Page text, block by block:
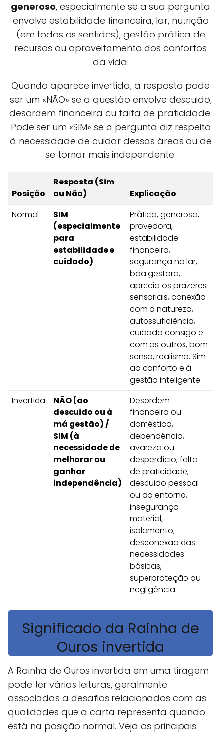
generoso, especialmente se a sua pergunta
envolve estabilidade financeira, lar, nutrição
(em todos os sentidos), gestão prática de
recursos ou aproveitamento dos confortos
da vida.
Quando aparece invertida, a resposta pode
ser um «NÃO» se a questão envolve descuido,
desordem financeira ou falta de praticidade.
Pode ser um «SIM» se a pergunta diz respeito
à necessidade de cuidar dessas áreas ou de
se tornar mais independente.
Posição
Resposta (Sim
ou Não)
Explicação
Normal
SIM
(especialmente
para
estabilidade e
cuidado)
Prática, generosa,
provedora,
estabilidade
financeira,
segurança no lar,
boa gestora,
aprecia os prazeres
sensoriais, conexão
com a natureza,
autossuficiência,
cuidado consigo e
com os outros, bom
senso, realismo. Sim
ao conforto e à
gestão inteligente.
Invertida
NÃO (ao
descuido ou à
má gestão) /
SIM (à
necessidade de
melhorar ou
ganhar
independência)
Desordem
financeira ou
doméstica,
dependência,
avareza ou
desperdício, falta
de praticidade,
descuido pessoal
ou do entorno,
insegurança
material,
isolamento,
desconexão das
necessidades
básicas,
superproteção ou
negligência.
Significado da Rainha de
Ouros invertida
A Rainha de Ouros invertida em uma tiragem
pode ter várias leituras, geralmente
associadas a desafios relacionados com as
qualidades que a carta representa quando
está na posição normal. Veja as principais